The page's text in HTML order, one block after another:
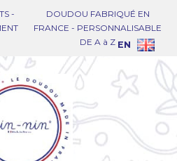
-
DOUDOU FABRIQUÉ EN
FRANCE - PERSONNALISABLE
DE A à Z EN